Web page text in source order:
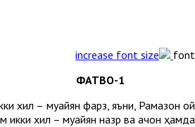
1-ФАТВО
хил – муайян фарз, яъни, Рамазон
икки хил – муайян назр ва қачон